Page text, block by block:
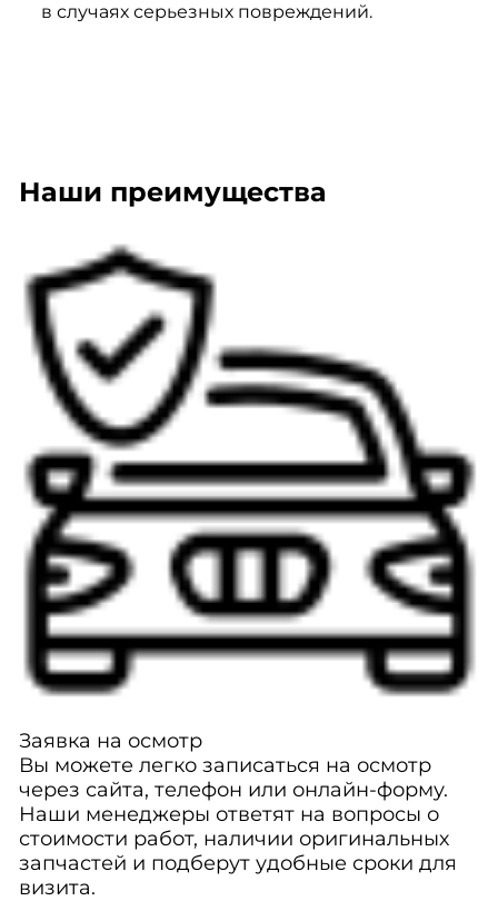
в случаях серьезных повреждений.
Наши преимущества
Заявка на осмотр
Вы можете легко записаться на осмотр
через сайта, телефон или онлайн-форму.
Наши менеджеры ответят на вопросы о
стоимости работ, наличии оригинальных
запчастей и подберут удобные сроки для
визита.